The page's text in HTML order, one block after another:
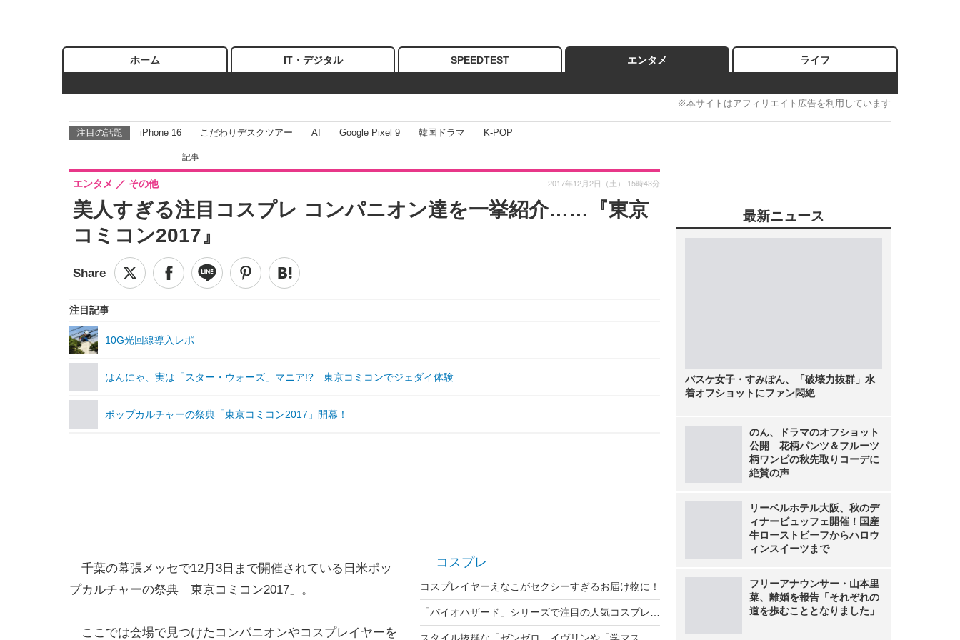
ホーム IT・デジタル SPEEDTEST エンタメ ライフ
※本サイトはアフィリエイト広告を利用しています
注目の話題 iPhone 16 こだわりデスクツアー AI Google Pixel 9 韓国ドラマ K-POP
記事
美人すぎる注目コスプレ コンパニオン達を一挙紹介……『東京
コミコン2017』
エンタメ その他 2017年12月2日（土） 15時43分
注目記事
10G光回線導入レポ
はんにゃ、実は「スター・ウォーズ」マニア!? 東京コミコンでジェダイ体験
ポップカルチャーの祭典「東京コミコン2017」開幕！
コスプレ
コスプレイヤーえなこがセクシーすぎるお届け物に！
千葉の幕張メッセで12月3日まで開催されている日米ポッ
プカルチャーの祭典「東京コミコン2017」。
ここでは会場で見つけたコンパニオンやコスプレイヤーを
最新ニュース
バスケ女子・すみぽん、「破壊力抜群」水
着オフショットにファン悶絶
のん、ドラマのオフショット
公開 花柄パンツ＆フルーツ
柄ワンピの秋先取りコーデに
絶賛の声
リーベルホテル大阪、秋のデ
ィナービュッフェ開催！国産
牛ローストビーフからハロウ
ィンスイーツまで
フリーアナウンサー・山本里
菜、離婚を報告「それぞれの
道を歩むこととなりました」